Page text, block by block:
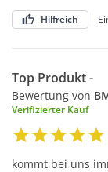
Hilfreich
Top Produkt -
Bewertung von
Verifizierter Kauf
kommt bei uns